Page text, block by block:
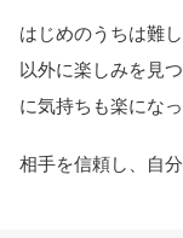
はじめのうちは難
以外に楽しみを見
に気持ちも楽になっ
相手を信頼し、自